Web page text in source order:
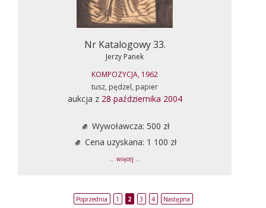
Nr Katalogowy 33.
Jerzy Panek
KOMPOZYCJA, 1962
tusz, pędzel, papier
aukcja z 28 października 2004
Wywoławcza: 500 zł
Cena uzyskana: 1 100 zł
... więcej ...
Poprzednia 1 2 3 4 Następna